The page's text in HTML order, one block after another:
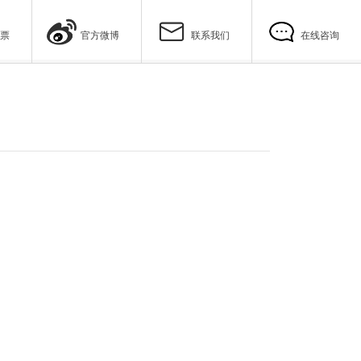
在线咨询
联系我们
官方微博